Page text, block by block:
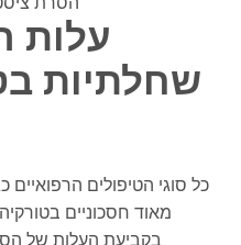
עלות
שחלתיות
כל סוגי הטיפולים
מאוד חסכוניים
בקביעת העלות של